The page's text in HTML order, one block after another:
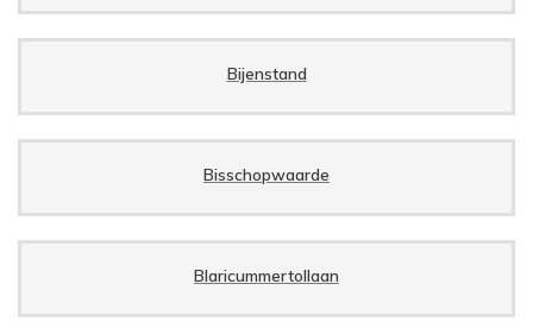
Bijenstand
Bisschopwaarde
Blaricummertollaan